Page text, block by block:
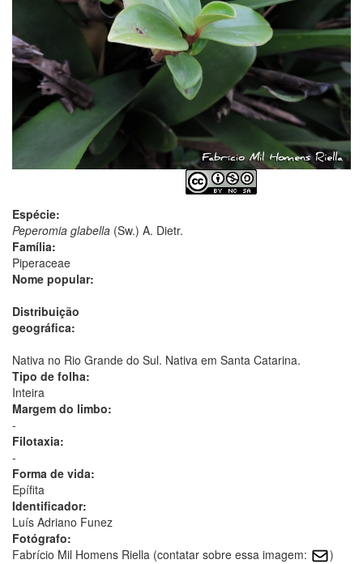
Espécie:
Peperomia glabella (Sw.) A. Dietr.
Família:
Piperaceae
Nome popular:
Distribuição
geográfica:
Nativa no Rio Grande do Sul. Nativa em Santa Catarina.
Tipo de folha:
Inteira
Margem do limbo:
-
Filotaxia:
-
Forma de vida:
Epífita
Identificador:
Luís Adriano Funez
Fotógrafo:
Fabrício Mil Homens Riella (contatar sobre essa imagem:
)